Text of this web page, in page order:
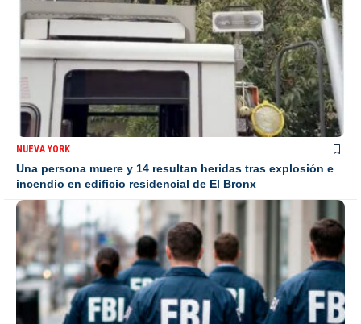
NUEVA YORK
Una persona muere y 14 resultan heridas tras explosión e
incendio en edificio residencial de El Bronx